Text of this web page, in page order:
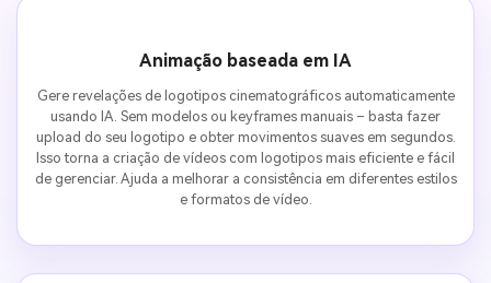
Animação baseada em IA
Gere revelações de logotipos cinematográficos automaticamente
usando IA. Sem modelos ou keyframes manuais – basta fazer
upload do seu logotipo e obter movimentos suaves em segundos.
Isso torna a criação de vídeos com logotipos mais eficiente e fácil
de gerenciar. Ajuda a melhorar a consistência em diferentes estilos
e formatos de vídeo.